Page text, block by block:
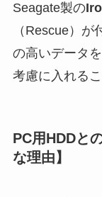
Seagate製の
（Rescue）
の高いデータ
考慮に入れる
PC用HDDと
な理由】